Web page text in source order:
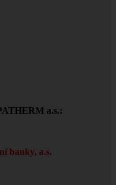
a.s.:
banky, a.s.